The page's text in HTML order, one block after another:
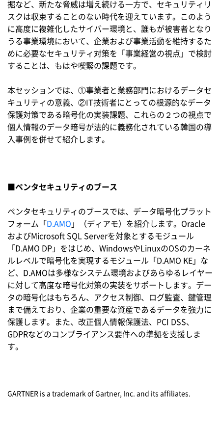
掘など、新たな脅威は増え続ける一方で、セキュリティリ
スクは収束することのない時代を迎えています。このよう
に高度に複雑化したサイバー環境と、誰もが被害者となり
うる事業環境において、企業および事業活動を維持するた
めに必要なセキュリティ対策を「事業経営の視点」で検討
することは、もはや喫緊の課題です。
本セッションでは、①事業者と業務部門におけるデータセ
キュリティの意義、②IT技術者にとっての根源的なデータ
保護対策である暗号化の実装課題、これらの２つの視点で
個人情報のデータ暗号が法的に義務化されている韓国の導
入事例を併せて紹介します。
■ペンタセキュリティのブース
ペンタセキュリティのブースでは、データ暗号化プラット
フォーム「 D.AMO 」（ディアモ）を紹介します。Oracle
およびMicrosoft SQL Serverを対象とするモジュール
「D.AMO DP」をはじめ、WindowsやLinuxのOSのカーネ
ルレベルで暗号化を実現するモジュール「D.AMO KE」な
ど、D.AMOは多様なシステム環境およびあらゆるレイヤー
に対して高度な暗号化対策の実装をサポートします。デー
タの暗号化はもちろん、アクセス制御、ログ監査、鍵管理
まで備えており、企業の重要な資産であるデータを強力に
保護します。また、改正個人情報保護法、PCI DSS、
GDPRなどのコンプライアンス要件への準拠を支援しま
す。
GARTNER is a trademark of Gartner, Inc. and its affiliates.